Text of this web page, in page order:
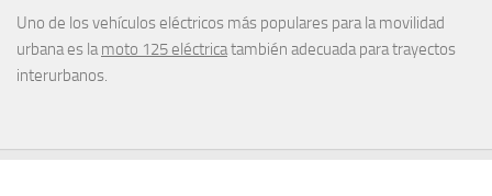
Uno de los vehículos eléctricos más populares para la movilidad
urbana es lamoto 125 eléctricatambién adecuada para trayectos
interurbanos.